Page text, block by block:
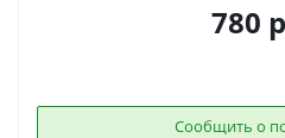
780
Сообщить о